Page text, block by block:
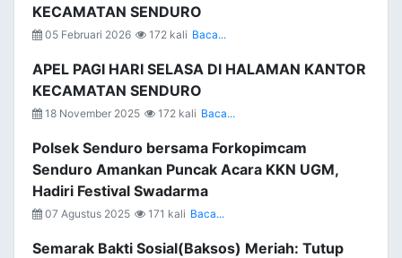
KECAMATAN SENDURO
05 Februari 2026 172 kali Baca...
APEL PAGI HARI SELASA DI HALAMAN KANTOR
KECAMATAN SENDURO
18 November 2025 172 kali Baca...
Polsek Senduro bersama Forkopimcam
Senduro Amankan Puncak Acara KKN UGM,
Hadiri Festival Swadarma
07 Agustus 2025 171 kali Baca...
Semarak Bakti Sosial(Baksos) Meriah: Tutup